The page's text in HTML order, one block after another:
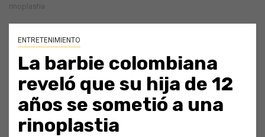
rinoplastia
ENTRETENIMIENTO
La barbie colombiana
reveló que su hija de 12
años se sometió a una
rinoplastia